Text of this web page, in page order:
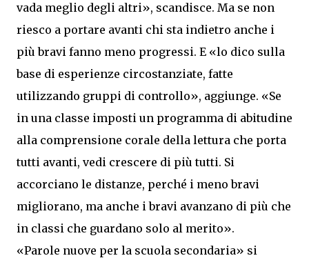
vada meglio degli altri», scandisce. Ma se non
riesco a portare avanti chi sta indietro anche i
più bravi fanno meno progressi. E «lo dico sulla
base di esperienze circostanziate, fatte
utilizzando gruppi di controllo», aggiunge. «Se
in una classe imposti un programma di abitudine
alla comprensione corale della lettura che porta
tutti avanti, vedi crescere di più tutti. Si
accorciano le distanze, perché i meno bravi
migliorano, ma anche i bravi avanzano di più che
in classi che guardano solo al merito».
«Parole nuove per la scuola secondaria» si